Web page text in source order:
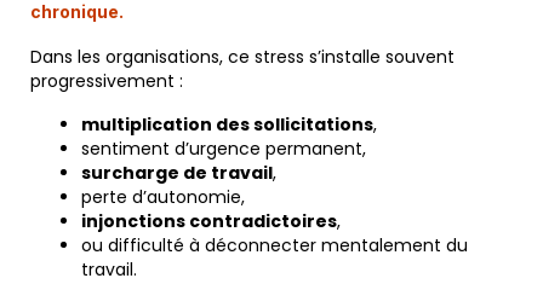
chronique.
Dans les organisations, ce stress s’installe souvent
progressivement :
multiplication des sollicitations,
sentiment d’urgence permanent,
surcharge de travail,
perte d’autonomie,
injonctions contradictoires,
ou difficulté à déconnecter mentalement du
travail.